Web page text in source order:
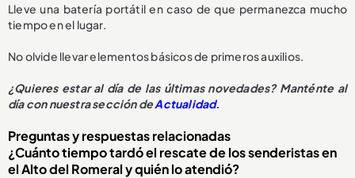
Lleve una batería portátil en caso de que permanezca mucho
tiempo en el lugar.
No olvide llevar elementos básicos de primeros auxilios.
¿Quieres estar al día de las últimas novedades? Manténte al
día con nuestra sección deActualidad.
Preguntas y respuestas relacionadas
¿Cuánto tiempo tardó el rescate de los senderistas en
el Alto del Romeral y quién lo atendió?